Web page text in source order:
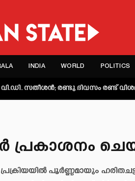
INDIA WORLD POLITICS
രണ്ടു ദിവസം രണ്ട്
പ്രകാശനം
പൂർണ്ണമായും